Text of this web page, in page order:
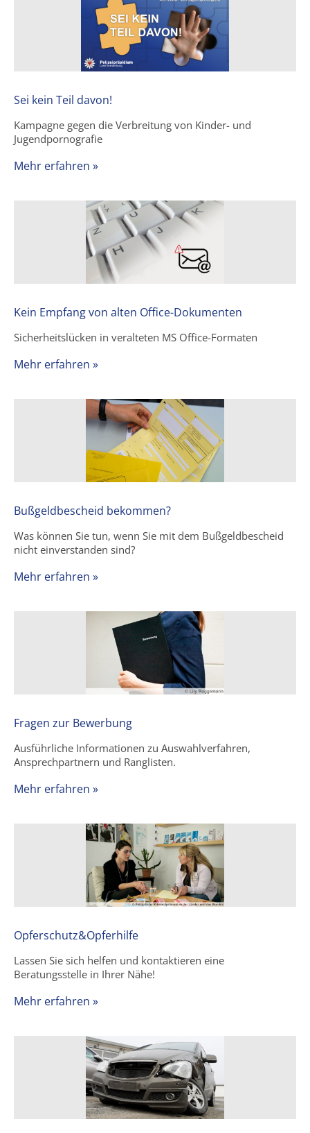
Sei kein Teil davon!
Kampagne gegen die Verbreitung von Kinder- und
Jugendpornografie
Mehr erfahren »
Kein Empfang von alten Office-Dokumenten
Sicherheitslücken in veralteten MS Office-Formaten
Mehr erfahren »
Bußgeldbescheid bekommen?
Was können Sie tun, wenn Sie mit dem Bußgeldbescheid
nicht einverstanden sind?
Mehr erfahren »
Fragen zur Bewerbung
Ausführliche Informationen zu Auswahlverfahren,
Ansprechpartnern und Ranglisten.
Mehr erfahren »
Opferschutz&Opferhilfe
Lassen Sie sich helfen und kontaktieren eine
Beratungsstelle in Ihrer Nähe!
Mehr erfahren »